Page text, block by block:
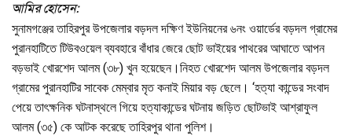
আমির হোসেন:
সুনামগঞ্জের তাহিরপুর উপজেলার বড়দল দক্ষিণ ইউনিয়নের ৬নং ওয়ার্ডের বড়দল গ্রামের
পুরানহাটিতে টিউবওয়েল ব্যবহারে বাঁধার জেরে ছোট ভাইয়ের পাথরের আঘাতে আপন
বড়ভাই খোরশেদ আলম (৩৮) খুন হয়েছেন।নিহত খোরশেদ আলম উপজেলার বড়দল
গ্রামের পুরানহাটির সাবেক মেম্বার মৃত কনাই মিয়ার বড় ছেলে। ‘হত্যা কান্ডের সংবাদ
পেয়ে তাৎক্ষনিক ঘটনাস্থলে গিয়ে হত্যাকান্ডের ঘটনায় জড়িত ছোটভাই আশ্রাফুল
আলম (৩৫) কে আটক করেছে তাহিরপুর থানা পুলিশ।